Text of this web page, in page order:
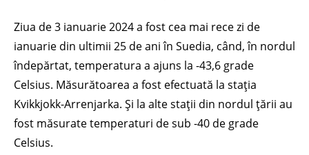
Ziua de 3 ianuarie 2024 a fost cea mai rece zi de
ianuarie din ultimii 25 de ani în Suedia, când, în nordul
îndepărtat, temperatura a ajuns la -43,6 grade
Celsius. Măsurătoarea a fost efectuată la stația
Kvikkjokk-Arrenjarka. Și la alte stații din nordul țării au
fost măsurate temperaturi de sub -40 de grade
Celsius.